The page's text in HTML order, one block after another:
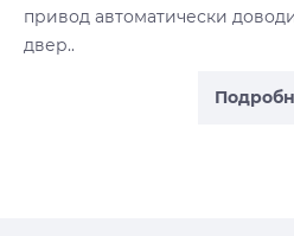
привод автоматически
двер..